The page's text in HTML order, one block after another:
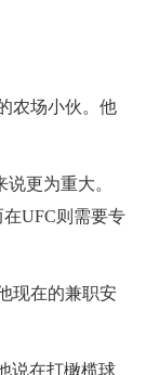
农场小伙。他
更为重大。
UFC则需要专
现在的兼职安
说在打橄榄球